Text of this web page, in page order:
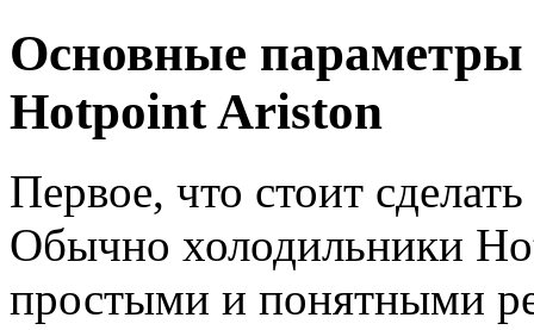
Основные параметры
Hotpoint Ariston
Первое, что стоит
Обычно холодильники
простыми и понятными